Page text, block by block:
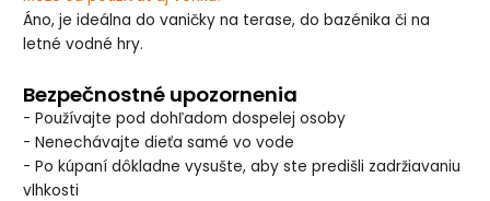
Áno, je ideálna do vaničky na terase, do bazénika či na
letné vodné hry.
Bezpečnostné upozornenia
- Používajte pod dohľadom dospelej osoby
- Nenechávajte dieťa samé vo vode
- Po kúpaní dôkladne vysušte, aby ste predišli zadržiavaniu
vlhkosti